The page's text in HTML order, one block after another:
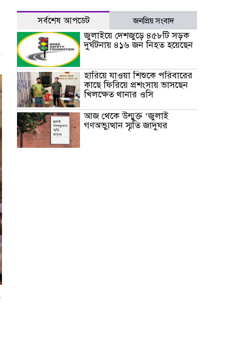
সর্বশেষ আপডেট জনপ্রিয় সংবাদ
জুলাইয়ে দেশজুড়ে ৪৫৮টি সড়ক
দুর্ঘটনায় ৪১৬ জন নিহত হয়েছেন
হারিয়ে যাওয়া শিশুকে পরিবারের
কাছে ফিরিয়ে প্রশংসায় ভাসছেন
খিলক্ষেত থানার ওসি
আজ থেকে উন্মুক্ত ‘জুলাই
গণঅভ্যুত্থান স্মৃতি জাদুঘর